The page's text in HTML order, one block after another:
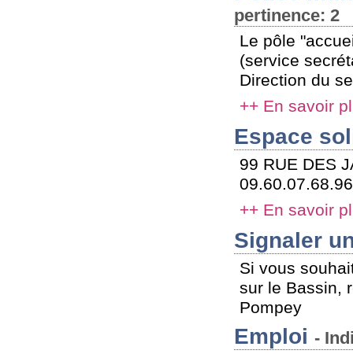
pertinence: 2
Le pôle
(service
Direction du
++ En savoir
Espace
99 RUE DES
++ En savoir
Signaler
Si vous
sur le Bassin,
Pompey
Emploi -